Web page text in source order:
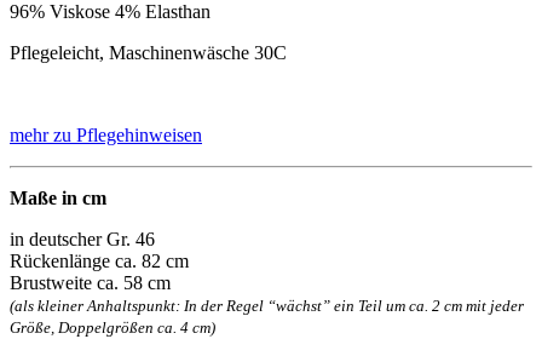
96% Viskose 4% Elasthan
Pflegeleicht, Maschinenwäsche 30C
mehr zu Pflegehinweisen
Maße in cm
in deutscher Gr. 46
Rückenlänge ca. 82 cm
Brustweite ca. 58 cm
(als kleiner Anhaltspunkt: In der Regel “wächst” ein Teil um ca. 2 cm mit jeder
Größe, Doppelgrößen ca. 4 cm)